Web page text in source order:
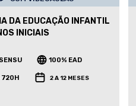
DA EDUCAÇÃO INFANTIL
INICIAIS
100% EAD
720H 2 A 12 MESES